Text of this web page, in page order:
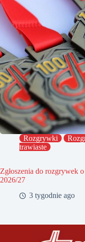
Rozgrywki
trawiaste
Zgłoszenia do rozgrywek
2026/27
3 tygodnie ago